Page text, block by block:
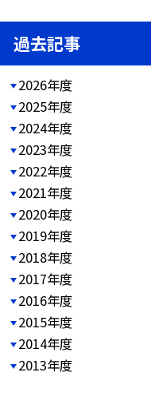
過去記事
2026年度
2025年度
2024年度
2023年度
2022年度
2021年度
2020年度
2019年度
2018年度
2017年度
2016年度
2015年度
2014年度
2013年度